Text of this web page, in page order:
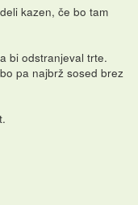
kazen, če bo tam
bi odstranjeval trte.
pa najbrž sosed brez